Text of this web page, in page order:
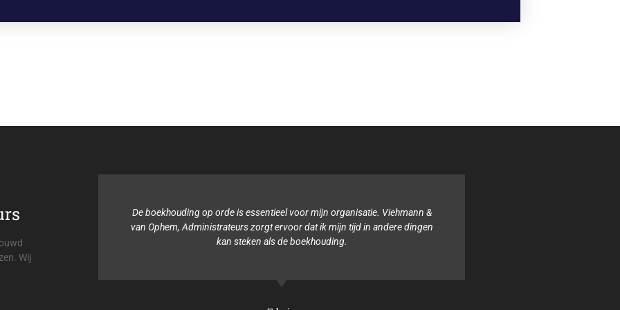
Wij
de
is
is.
De boekhouding op orde is essentieel voor mijn organisatie. Viehmann &
van Ophem, Administrateurs zorgt ervoor dat ik mijn tijd in andere dingen
kan steken als de boekhouding.